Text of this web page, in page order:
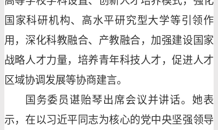
国家科研机构、高水平研究型大学等引领作
用，深化科教融合、产教融合，加强建设国家
战略人才力量，培养青年科技人才，促进人才
区域协调发展等协商建言。
国务委员谌贻琴出席会议并讲话。她表
示，在以习近平同志为核心的党中央坚强领导